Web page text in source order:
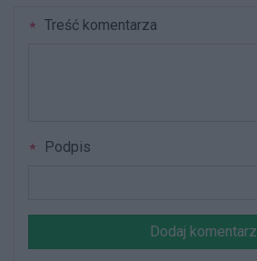
Treść komentarza
Podpis
Dodaj komentarz